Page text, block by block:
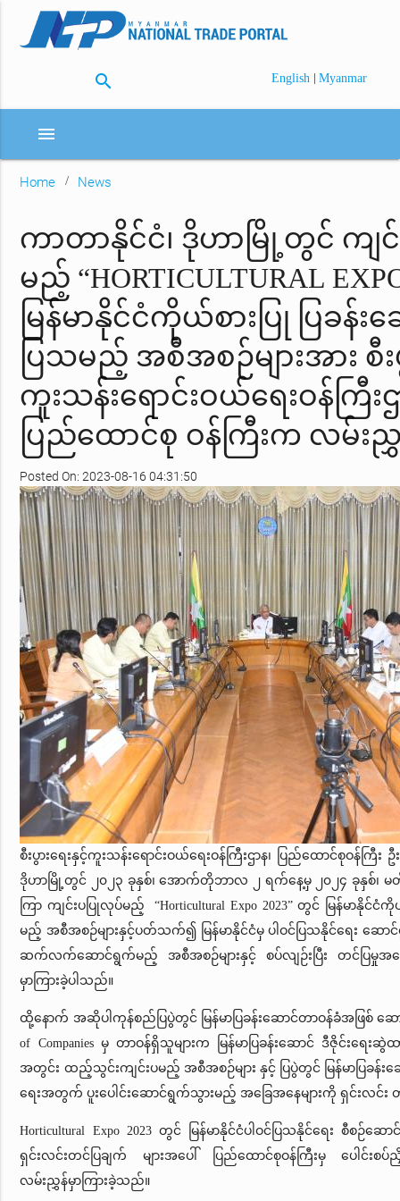
search English | Myanmar
menu
Home News
ကာတာနိုင်ငံ၊ ဒိုဟာမြို့တွင် ကျ
မည့် “HORTICULTURAL
မြန်မာနိုင်ငံကိုယ်စားပြု ပြခန်း
ပြသမည့် အစီအစဉ်များအား စီး
ကူးသန်းရောင်းဝယ်ရေးဝန်ကြီးဌ
ပြည်ထောင်စု ဝန်ကြီးက လမ်းညွှ
Posted On: 2023-08-16 04:31:50
စီးပွားရေးနှင့်ကူးသန်းရောင်းဝယ်ရေးဝန်ကြီးဌာန၊ ပြည်ထောင်စုဝန်ကြီ
ဒိုဟာမြို့တွင် ၂၀၂၃ ခုနှစ်၊ အောက်တိုဘာလ ၂ ရက်နေ့မှ ၂၀၂၄ ခုနှစ်
ကြာ ကျင်းပပြုလုပ်မည့် “Horticultural Expo 2023” တွင် မြန်မာနိုင်ငံကို
မည့် အစီအစဉ်များနှင့်ပတ်သက်၍ မြန်မာနိုင်ငံမှ ပါဝင်ပြသနိုင်ရေး ဆော
ဆက်လက်ဆောင်ရွက်မည့် အစီအစဉ်များနှင့် စပ်လျဉ်းပြီး တင်ပြမှု
မှာကြားခဲ့ပါသည်။
ထို့နောက် အဆိုပါကုန်စည်ပြပွဲတွင် မြန်မာပြခန်းဆောင်တာဝန်ခံအဖြစ် ဆော
of Companies မှ တာဝန်ရှိသူများက မြန်မာပြခန်းဆောင် ဒီဇိုင်းရေးဆွဲ
အတွင်း ထည့်သွင်းကျင်းပမည့် အစီအစဉ်များ နှင့် ပြပွဲတွင် မြန်မာပြခန်းဆ
ရေးအတွက် ပူးပေါင်းဆောင်ရွက်သွားမည့် အခြေအနေများကို ရှင်းလင်း
Horticultural Expo 2023 တွင် မြန်မာနိုင်ငံပါဝင်ပြသနိုင်ရေး စီစဉ်
ရှင်းလင်းတင်ပြချက် များအပေါ် ပြည်ထောင်စုဝန်ကြီးမှ ပေါင်းစ
လမ်းညွှန်မှာကြားခဲ့သည်။